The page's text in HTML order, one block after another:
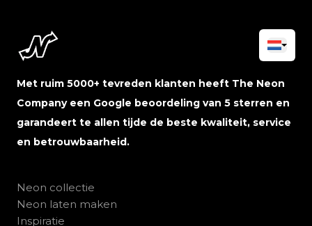
Met ruim 5000+ tevreden klanten heeft The Neon
Company een Google beoordeling van 5 sterren en
garandeert te allen tijde de beste kwaliteit, service
en betrouwbaarheid.
Neon collectie
Neon laten maken
Inspiratie